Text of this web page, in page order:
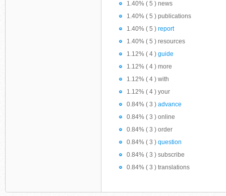
1.40% ( 5 ) news
1.40% ( 5 ) publications
1.40% ( 5 ) report
1.40% ( 5 ) resources
1.12% ( 4 ) guide
1.12% ( 4 ) more
1.12% ( 4 ) with
1.12% ( 4 ) your
0.84% ( 3 ) advance
0.84% ( 3 ) online
0.84% ( 3 ) order
0.84% ( 3 ) question
0.84% ( 3 ) subscribe
0.84% ( 3 ) translations